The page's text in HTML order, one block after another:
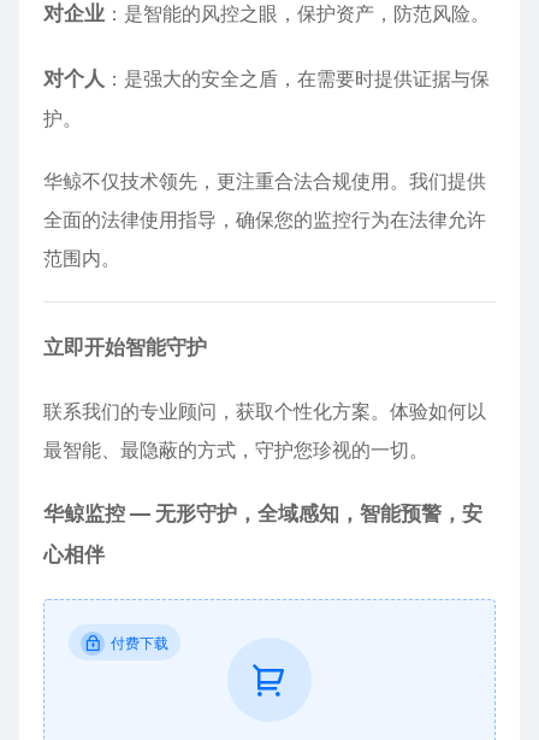
对企业 ：是智能的风控之眼，保护资产，防范风险。
对个人 ：是强大的安全之盾，在需要时提供证据与保
护。
华鲸不仅技术领先，更注重合法合规使用。我们提供
全面的法律使用指导，确保您的监控行为在法律允许
范围内。
立即开始智能守护
联系我们的专业顾问，获取个性化方案。体验如何以
最智能、最隐蔽的方式，守护您珍视的一切。
华鲸监控 — 无形守护，全域感知，智能预警，安
心相伴
付费下载